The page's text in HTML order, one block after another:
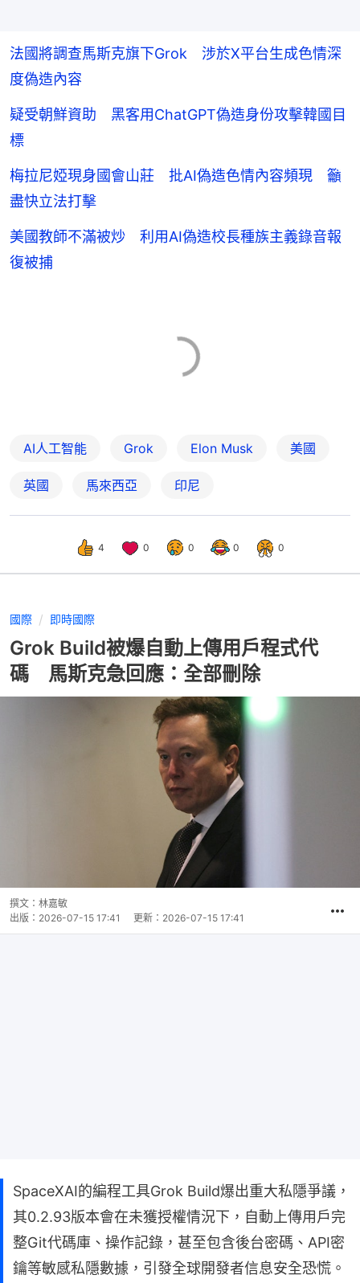
法國將調查馬斯克旗下Grok 涉於X平台生成色情深
度偽造內容
疑受朝鮮資助 黑客用ChatGPT偽造身份攻擊韓國目
標
梅拉尼婭現身國會山莊 批AI偽造色情內容頻現 籲
盡快立法打擊
美國教師不滿被炒 利用AI偽造校長種族主義錄音報
復被捕
AI人工智能 Grok Elon Musk 美國
英國 馬來西亞 印尼
4 0 0 0 0
國際 即時國際
Grok Build被爆自動上傳用戶程式代
碼 馬斯克急回應：全部刪除
撰文： 林嘉敏
出版： 2026-07-15 17:41 更新： 2026-07-15 17:41
SpaceXAI的編程工具Grok Build爆出重大私隱爭議，
其0.2.93版本會在未獲授權情況下，自動上傳用戶完
整Git代碼庫、操作記錄，甚至包含後台密碼、API密
鑰等敏感私隱數據，引發全球開發者信息安全恐慌。